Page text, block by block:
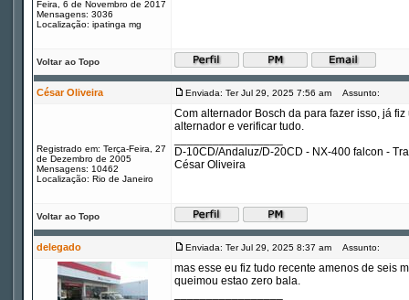
Feira, 6 de Novembro de 2017
Mensagens: 3036
Localização: ipatinga mg
Voltar ao Topo
César Oliveira Enviada: Ter Jul 29, 2025 7:56 am Assunto:
Registrado em: Terça-Feira, 27
de Dezembro de 2005
Mensagens: 10462
Localização: Rio de Janeiro
Com alternador Bosch da para fazer isso, já
alternador e verificar tudo.
D-10CD/Andaluz/D-20CD - NX-400 falcon -
César Oliveira
Voltar ao Topo
delegado Enviada: Ter Jul 29, 2025 8:37 am Assunto:
mas esse eu fiz tudo recente amenos de seis
queimou estao zero bala.